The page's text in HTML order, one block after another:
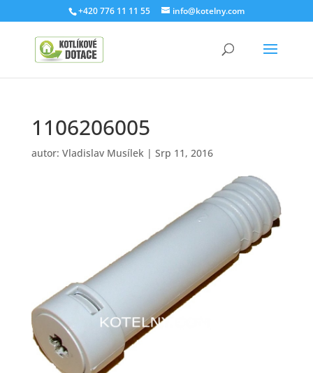
+420 776 11 11 55 info@kotelny.com
1106206005
autor: Vladislav Musílek| Srp 11, 2016